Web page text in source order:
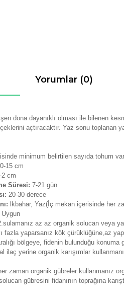
Yorumlar (0)
dona dayanıklı olması ile bilenen
açtıracaktır. Yaz sonu toplanan
minimum belirtilen sayıda tohum
15 cm
2 cm
Süresi: 7-21 gün
20-30 derece
lkbahar, Yaz(İç mekan içerisinde her
Uygun
az az organik solucan veya
fazla yaparsanız kök çürüklüğüne,az
bölgeye, fidenin bulunduğu konuma
ilaç yerine organik karışımlar
zaman organik gübreler kullanmanız
gübresini fidanının toprağına